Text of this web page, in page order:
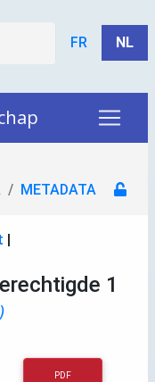
FR NL
METADATA
|
1
PDF